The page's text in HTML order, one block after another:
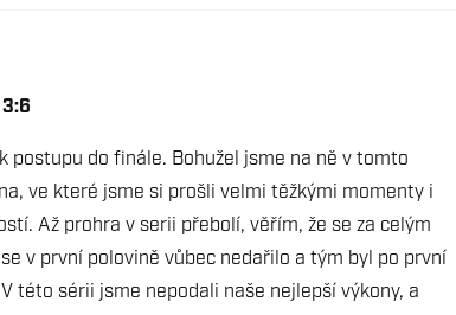
3:6
postupu do finále. Bohužel jsme na ně v tomto
ve které jsme si prošli velmi těžkými momenty i
Až prohra v serii přebolí, věřím, že se za celým
v první polovině vůbec nedařilo a tým byl po první
této sérii jsme nepodali naše nejlepší výkony, a